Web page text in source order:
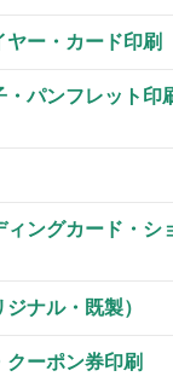
ー・カード印刷
・パンフレット印
ィングカード・シ
ナル・既製）
ーポン券印刷